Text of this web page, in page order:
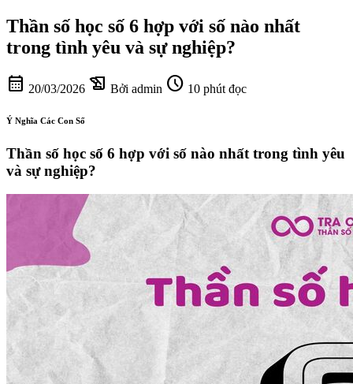
Thần số học số 6 hợp với số nào nhất
trong tình yêu và sự nghiệp?
calendar_month 20/03/2026 history_edu Bởi admin schedule 10 phút đọc
Ý Nghĩa Các Con Số
Thần số học số 6 hợp với số nào nhất trong tình yêu
và sự nghiệp?